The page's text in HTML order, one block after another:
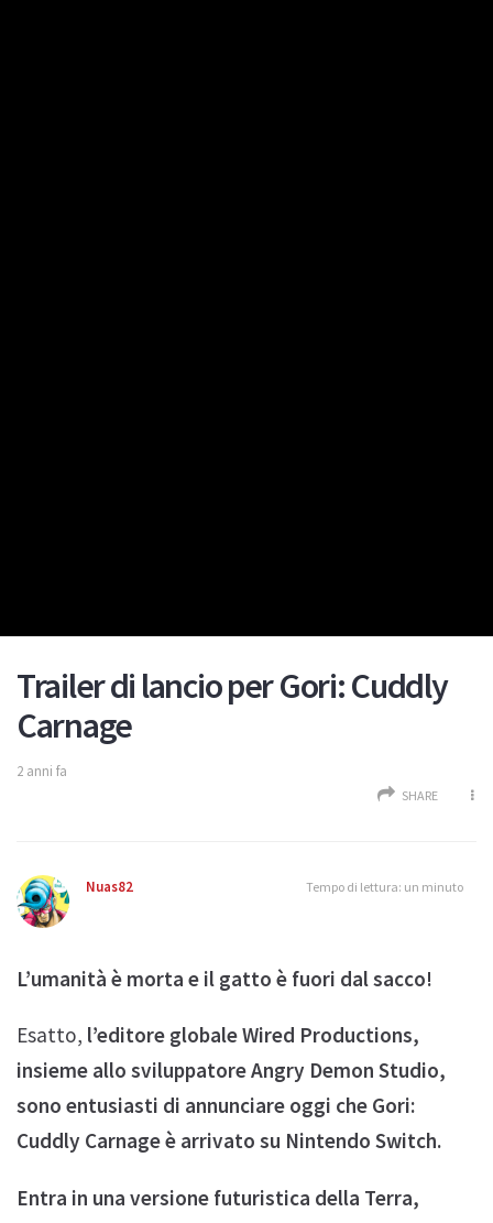
Trailer di lancio per Gori: Cuddly
Carnage
2 anni fa
SHARE
Nuas82 Tempo di lettura: un minuto
L’umanità è morta e il gatto è fuori dal sacco!
Esatto, l’editore globale Wired Productions,
insieme allo sviluppatore Angry Demon Studio,
sono entusiasti di annunciare oggi che Gori:
Cuddly Carnage è arrivato su Nintendo Switch.
Entra in una versione futuristica della Terra,